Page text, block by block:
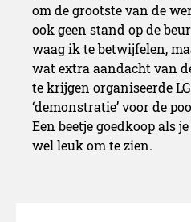
om de grootste van de
ook geen stand op de
waag ik te betwijfelen,
wat extra aandacht van
te krijgen organiseerde
‘demonstratie’ voor de
Een beetje goedkoop als
wel leuk om te zien.